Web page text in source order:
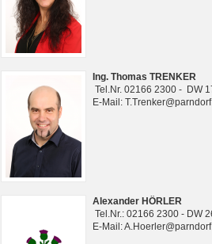
Ing. Thomas TRENKER
Tel.Nr. 02166 2300 - DW
E-Mail:
Alexander HÖRLER
Tel.Nr.: 02166 2300 - DW
E-Mail: